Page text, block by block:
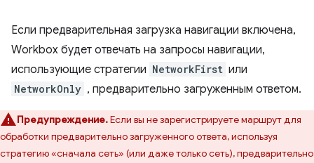
Если предварительная загрузка навигации включена,
Workbox будет отвечать на запросы навигации,
использующие стратегии NetworkFirst или
NetworkOnly , предварительно загруженным ответом.
Предупреждение.Если вы не зарегистрируете маршрут для
обработки предварительно загруженного ответа, используя
стратегию «сначала сеть» (или даже только сеть), предварительно